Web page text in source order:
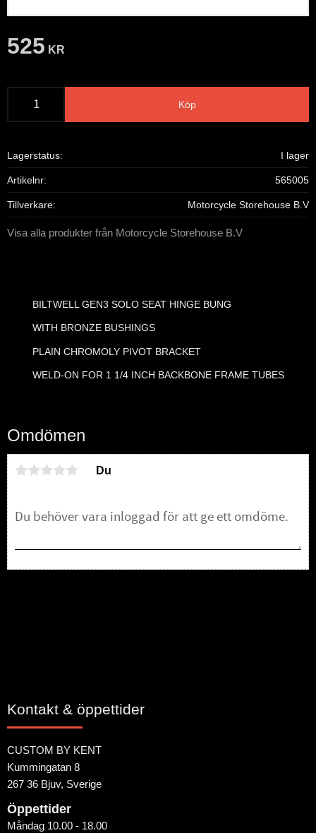
525 KR
Köp
Lagerstatus I lager
Artikelnr 565005
Tillverkare Motorcycle Storehouse B.V
Visa alla produkter från Motorcycle Storehouse B.V
BILTWELL GEN3 SOLO SEAT HINGE BUNG
WITH BRONZE BUSHINGS
PLAIN CHROMOLY PIVOT BRACKET
WELD-ON FOR 1 1/4 INCH BACKBONE FRAME TUBES
Omdömen
Du
Kontakt & öppettider
CUSTOM BY KENT
Kummingatan 8
267 36 Bjuv, Sverige
Öppettider
Måndag 10.00 - 18.00